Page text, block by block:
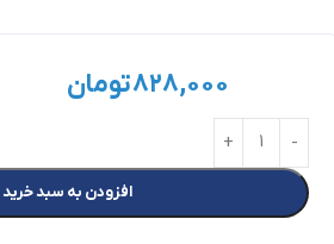
۸۲۸,۰۰۰تومان
افزودن به سبد خرید